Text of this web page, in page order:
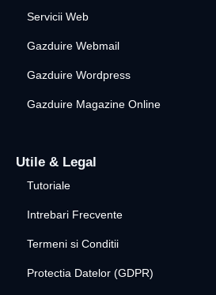
Servicii Web
Gazduire Webmail
Gazduire Wordpress
Gazduire Magazine Online
Utile & Legal
Tutoriale
Intrebari Frecvente
Termeni si Conditii
Protectia Datelor (GDPR)